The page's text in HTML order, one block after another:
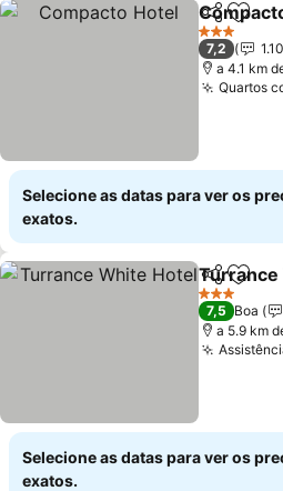
Partilhar
3 Estrelas
7,2
a 4.1 km
Quartos
Selecione as datas para ver os
exatos.
Partilhar
3 Estrelas
7,5 Boa
a 5.9 km
Selecione as datas para ver os
exatos.